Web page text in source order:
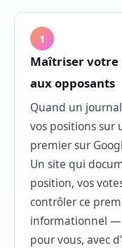
1
Maîtriser votre
aux opposants
Quand un
vos positions sur
premier sur
Un site qui
position, vos
contrôler ce
informationnel —
pour vous, avec